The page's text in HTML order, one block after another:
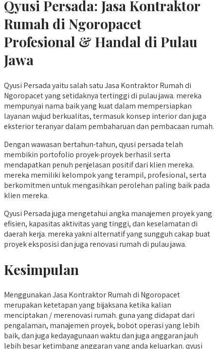
Qyusi Persada: Jasa Kontraktor
Rumah di Ngoropacet
Profesional & Handal di Pulau
Jawa
Qyusi Persada yaitu salah satu Jasa Kontraktor Rumah di
Ngoropacet yang setidaknya tertinggi di pulau jawa. mereka
mempunyai nama baik yang kuat dalam mempersiapkan
layanan wujud berkualitas, termasuk konsep interior dan juga
eksterior teranyar dalam pembaharuan dan pembacaan rumah.
Dengan wawasan bertahun-tahun, qyusi persada telah
membikin portofolio proyek-proyek berhasil serta
mendapatkan penuh penjelasan positif dari klien mereka.
mereka memiliki kelompok yang terampil, profesional, serta
berkomitmen untuk mengasihkan perolehan paling baik pada
klien mereka.
Qyusi Persada juga mengetahui angka manajemen proyek yang
efisien, kapasitas aktivitas yang tinggi, dan keselamatan di
daerah kerja. mereka yakni alternatif yang sungguh cakap buat
proyek eksposisi dan juga renovasi rumah di pulau jawa.
Kesimpulan
Menggunakan Jasa Kontraktor Rumah di Ngoropacet
merupakan ketetapan yang bijaksana ketika kalian
menciptakan / merenovasi rumah. guna yang didapat dari
pengalaman, manajemen proyek, bobot operasi yang lebih
baik, dan juga kedayagunaan waktu dan juga anggaran jauh
lebih besar ketimbang anggaran yang anda keluarkan. qyusi